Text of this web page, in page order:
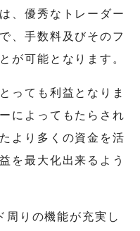
、優秀なトレーダー
、手数料及びそのフ
が可能となります。
っても利益となりま
によってもたらされ
より多くの資金を活
を最大化出来るよう
りの機能が充実し